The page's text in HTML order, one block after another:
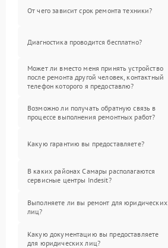
От чего зависит срок ремонта техники?
Диагностика проводится бесплатно?
Может ли вместо меня принять устройство
после ремонта другой человек, контактный
телефон которого я предоставлю?
Возможно ли получать обратную связь в
процессе выполнения ремонтных работ?
Какую гарантию вы предоставляете?
В каких районах Самары располагаются
сервисные центры Indesit?
Выполняете ли вы ремонт для юридических
лиц?
Какую документацию вы предоставляете
для юридических лиц?